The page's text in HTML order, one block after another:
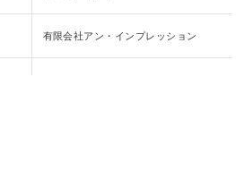
有限会社アン・インプレッション